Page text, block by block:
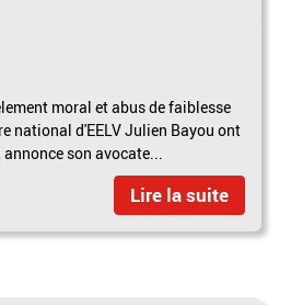
moral et abus de faiblesse
national d'EELV Julien Bayou ont
son avocate...
Lire la suite